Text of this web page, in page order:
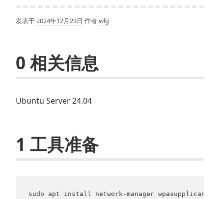
发表于2024年12月23日 作者wlg
0 相关信息
Ubuntu Server 24.04
1 工具准备
sudo apt install network-manager wpasupplicant